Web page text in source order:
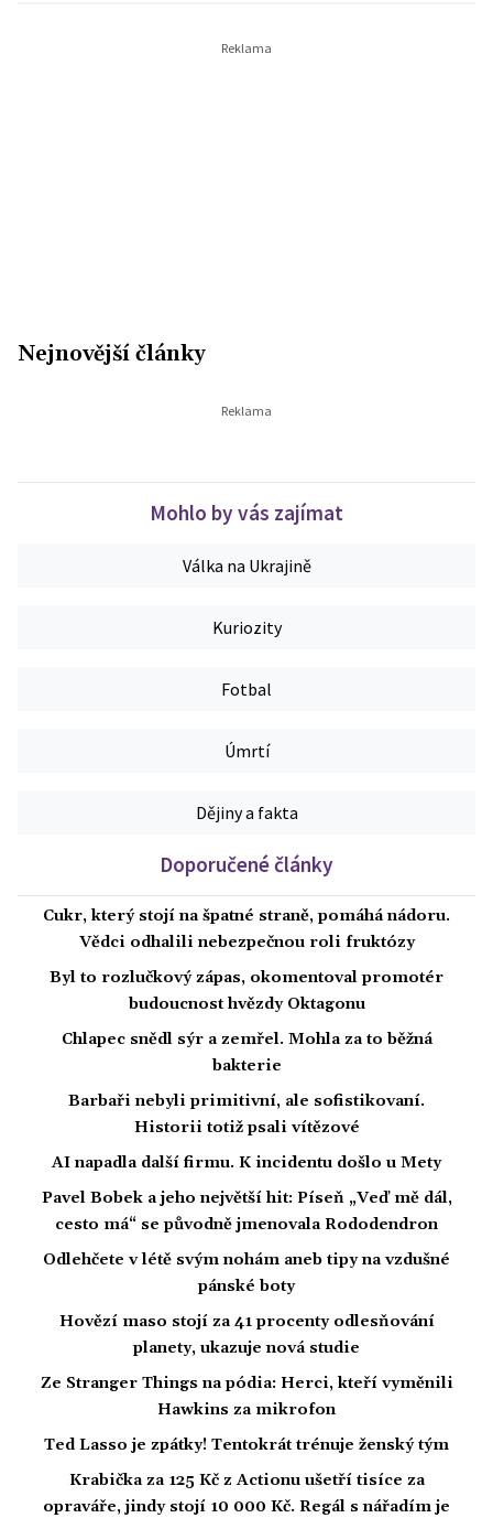
Nejnovější články
Mohlo by vás zajímat
Válka na Ukrajině
Kuriozity
Fotbal
Úmrtí
Dějiny a fakta
Doporučené články
Cukr, který stojí na špatné straně, pomáhá nádoru.
Vědci odhalili nebezpečnou roli fruktózy
Byl to rozlučkový zápas, okomentoval promotér
budoucnost hvězdy Oktagonu
Chlapec snědl sýr a zemřel. Mohla za to běžná
bakterie
Barbaři nebyli primitivní, ale sofistikovaní.
Historii totiž psali vítězové
AI napadla další firmu. K incidentu došlo u Mety
Pavel Bobek a jeho největší hit: Píseň „Veď mě dál,
cesto má“ se původně jmenovala Rododendron
Odlehčete v létě svým nohám aneb tipy na vzdušné
pánské boty
Hovězí maso stojí za 41 procenty odlesňování
planety, ukazuje nová studie
Ze Stranger Things na pódia: Herci, kteří vyměnili
Hawkins za mikrofon
Ted Lasso je zpátky! Tentokrát trénuje ženský tým
Krabička za 125 Kč z Actionu ušetří tisíce za
opraváře, jindy stojí 10 000 Kč. Regál s nářadím je